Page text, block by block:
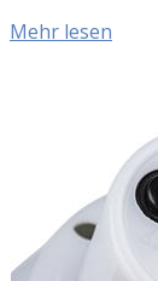
Mehr lesen